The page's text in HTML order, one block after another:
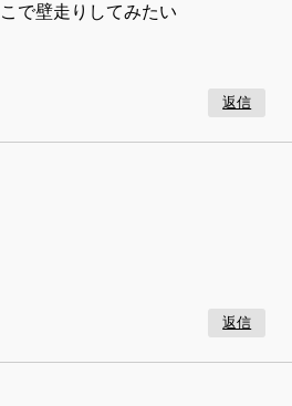
で壁走りしてみたい
返信
返信